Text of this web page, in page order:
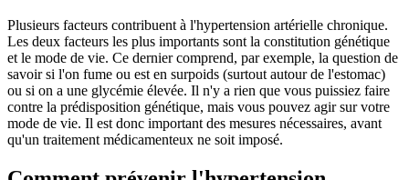
Plusieurs facteurs contribuent à l'hypertension artérielle chronique.
Les deux facteurs les plus importants sont la constitution génétique
et le mode de vie. Ce dernier comprend, par exemple, la question de
savoir si l'on fume ou est en surpoids (surtout autour de l'estomac)
ou si on a une glycémie élevée. Il n'y a rien que vous puissiez faire
contre la prédisposition génétique, mais vous pouvez agir sur votre
mode de vie. Il est donc important des mesures nécessaires, avant
qu'un traitement médicamenteux ne soit imposé.